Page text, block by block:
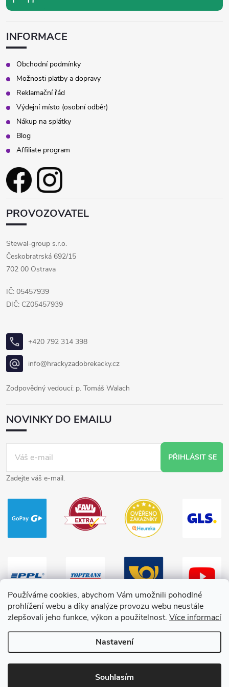
Používáme cookies, abychom Vám umožnili pohodlné
prohlížení webu a díky analýze provozu webu neustále
zlepšovali jeho funkce, výkon a použitelnost. Více informací
Nastavení
Souhlasím
INFORMACE
Obchodní podmínky
Možnosti platby a dopravy
Reklamační řád
Výdejní místo (osobní odběr)
Nákup na splátky
Blog
Affiliate program
PROVOZOVATEL
Stewal-group s.r.o.
Českobratrská 692/15
702 00 Ostrava
IČ: 05457939
DIČ: CZ05457939
+420 792 314 398
info@hrackyzadobrekacky.cz
Zodpovědný vedoucí: p. Tomáš Walach
NOVINKY DO EMAILU
PŘIHLÁSIT SE
Zadejte váš e-mail.
Vytvořil Shoptet